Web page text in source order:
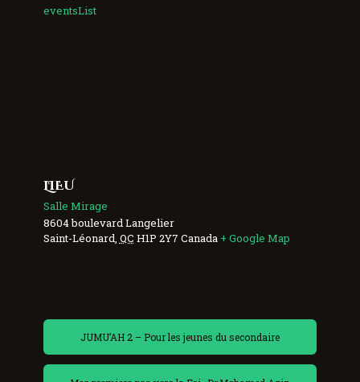
eventsList
LIEU
Salle Mirage
8604 boulevard Langelier
Saint-Léonard QC H1P 2Y7 Canada + Google Map
JUMU’AH 2 – Pour les jeunes du secondaire